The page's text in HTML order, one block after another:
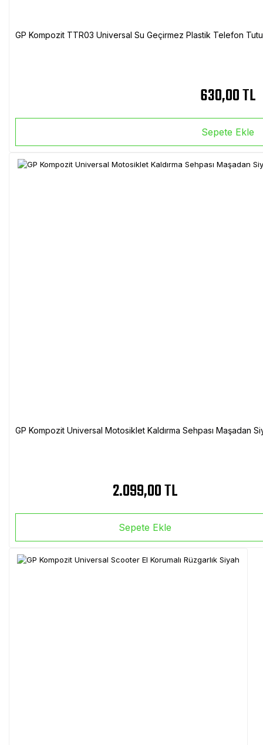
GP Kompozit TTR03 Universal Su Geçirmez Plastik Telefon
630,00 TL
Sepete Ekle
GP Kompozit Universal Motosiklet Kaldırma Sehpası Maşadan
2.099,00 TL
Sepete Ekle